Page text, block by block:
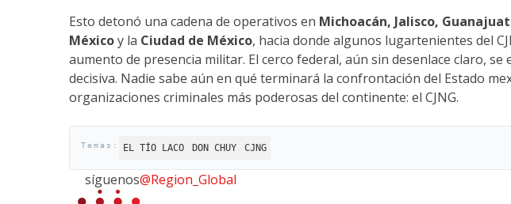
Esto detonó una cadena de operativos en Michoacán, Jalisco,
Méxicoy la Ciudad de México, hacia donde algunos lugartenientes del
aumento de presencia militar. El cerco federal, aún sin desenlace claro,
decisiva. Nadie sabe aún en qué terminará la confrontación del Estado
organizaciones criminales más poderosas del continente: el CJNG.
EL TÍO LACO DON CHUY CJNG
síguenos@Region_Global